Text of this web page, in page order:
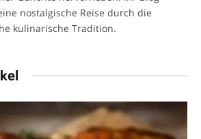
nostalgische Reise durch die
kulinarische Tradition.